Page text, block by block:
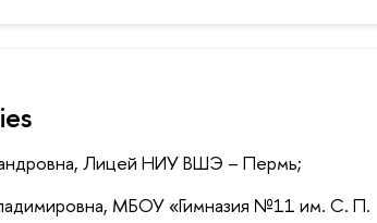
Лицей НИУ ВШЭ – Пермь;
МБОУ «Гимназия №11 им. С. П.